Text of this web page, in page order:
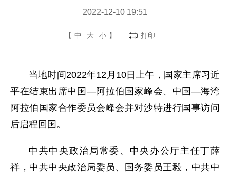
2022-12-10 19:51
【 中 大 小 】 打印
当地时间2022年12月10日上午，国家主席习近
平在结束出席中国—阿拉伯国家峰会、中国—海湾
阿拉伯国家合作委员会峰会并对沙特进行国事访问
后启程回国。
中共中央政治局常委、中央办公厅主任丁薛
祥，中共中央政治局委员、国务委员王毅，中共中